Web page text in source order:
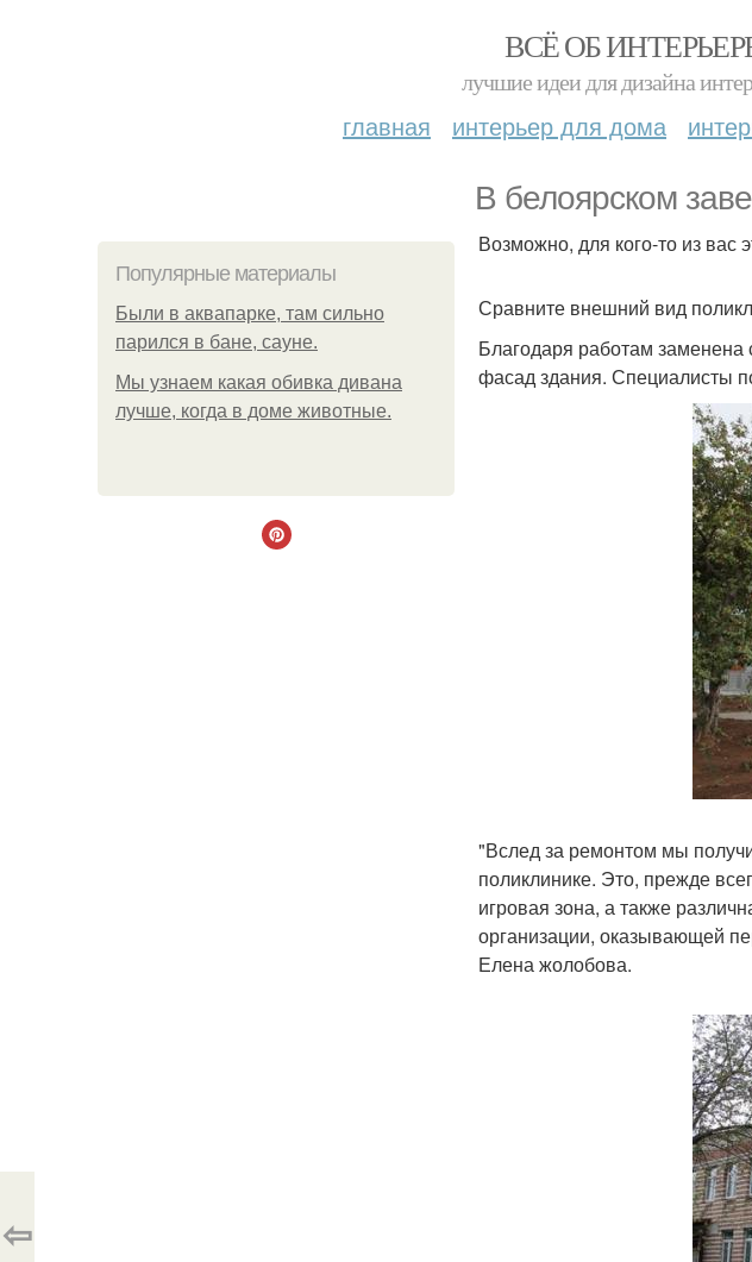
ВСЁ ОБ
лучшие идеи для дизайна
главная интерьер для дома
В белоярском
Популярные материалы
Были в аквапарке, там сильно
парился в бане, сауне.
Мы узнаем какая обивка дивана
лучше, когда в доме животные.
Возможно, для кого-то из вас
Сравните внешний вид
Благодаря работам заменена
фасад здания. Специалисты
"Вслед за ремонтом мы
поликлинике. Это, прежде
игровая зона, а также
организации, оказывающей
Елена жолобова.
⇦